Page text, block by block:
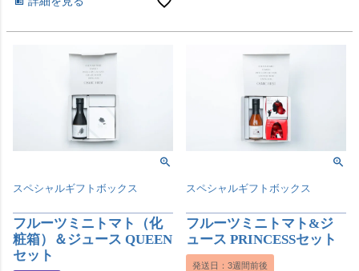
スペシャルギフトボックス
フルーツミニトマト（化
粧箱）＆ジュース QUEEN
セット
スペシャルギフトボックス
フルーツミニトマト&ジ
ュース PRINCESSセット
発送日：3週間前後